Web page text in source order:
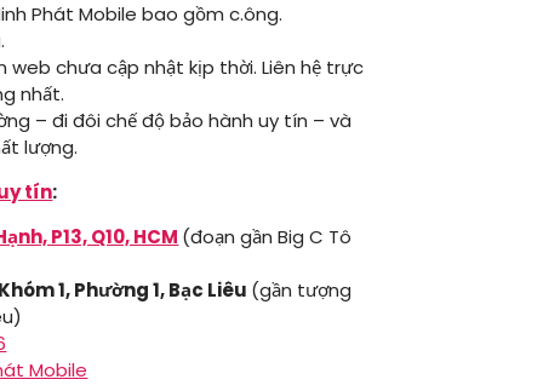
Phát Mobile bao gồm c.ông.
web chưa cập nhật kịp thời. Liên hệ trực
nhất.
– đi đôi chế độ bảo hành uy tín – và
lượng.
tín:
P13, Q10, HCM (đoạn gần Big C Tô
1, Phường 1, Bạc Liêu (gần tượng
Mobile